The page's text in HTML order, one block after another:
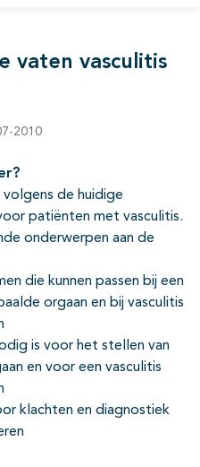
vaten vasculitis
2010
de huidige
patiënten met vasculitis.
onderwerpen aan de
die kunnen passen bij een
orgaan en bij vasculitis
is voor het stellen van
en voor een vasculitis
klachten en diagnostiek